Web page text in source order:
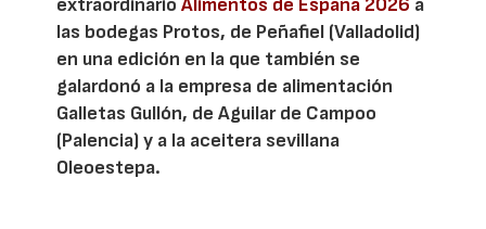
extraordinarioAlimentos de España 2026 a
las bodegas Protos, de Peñafiel (Valladolid)
en una edición en la que también se
galardonó a la empresa de alimentación
Galletas Gullón, de Aguilar de Campoo
(Palencia) y a la aceitera sevillana
Oleoestepa.